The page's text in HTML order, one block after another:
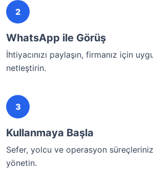
2
WhatsApp ile Görüş
İhtiyacınızı paylaşın, firmanız için
netleştirin.
3
Kullanmaya Başla
Sefer, yolcu ve operasyon
yönetin.